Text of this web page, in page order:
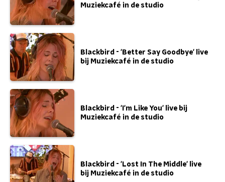
Muziekcafé in de studio
Blackbird - 'Better Say Goodbye' live
bij Muziekcafé in de studio
Blackbird - 'I'm Like You' live bij
Muziekcafé in de studio
Blackbird - 'Lost In The Middle' live
bij Muziekcafé in de studio